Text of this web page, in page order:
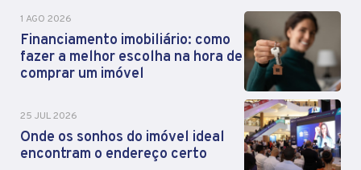
1 AGO 2026
Financiamento imobiliário: como
fazer a melhor escolha na hora de
comprar um imóvel
25 JUL 2026
Onde os sonhos do imóvel ideal
encontram o endereço certo